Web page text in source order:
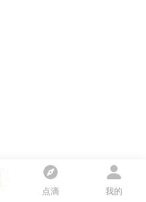
点滴 我的